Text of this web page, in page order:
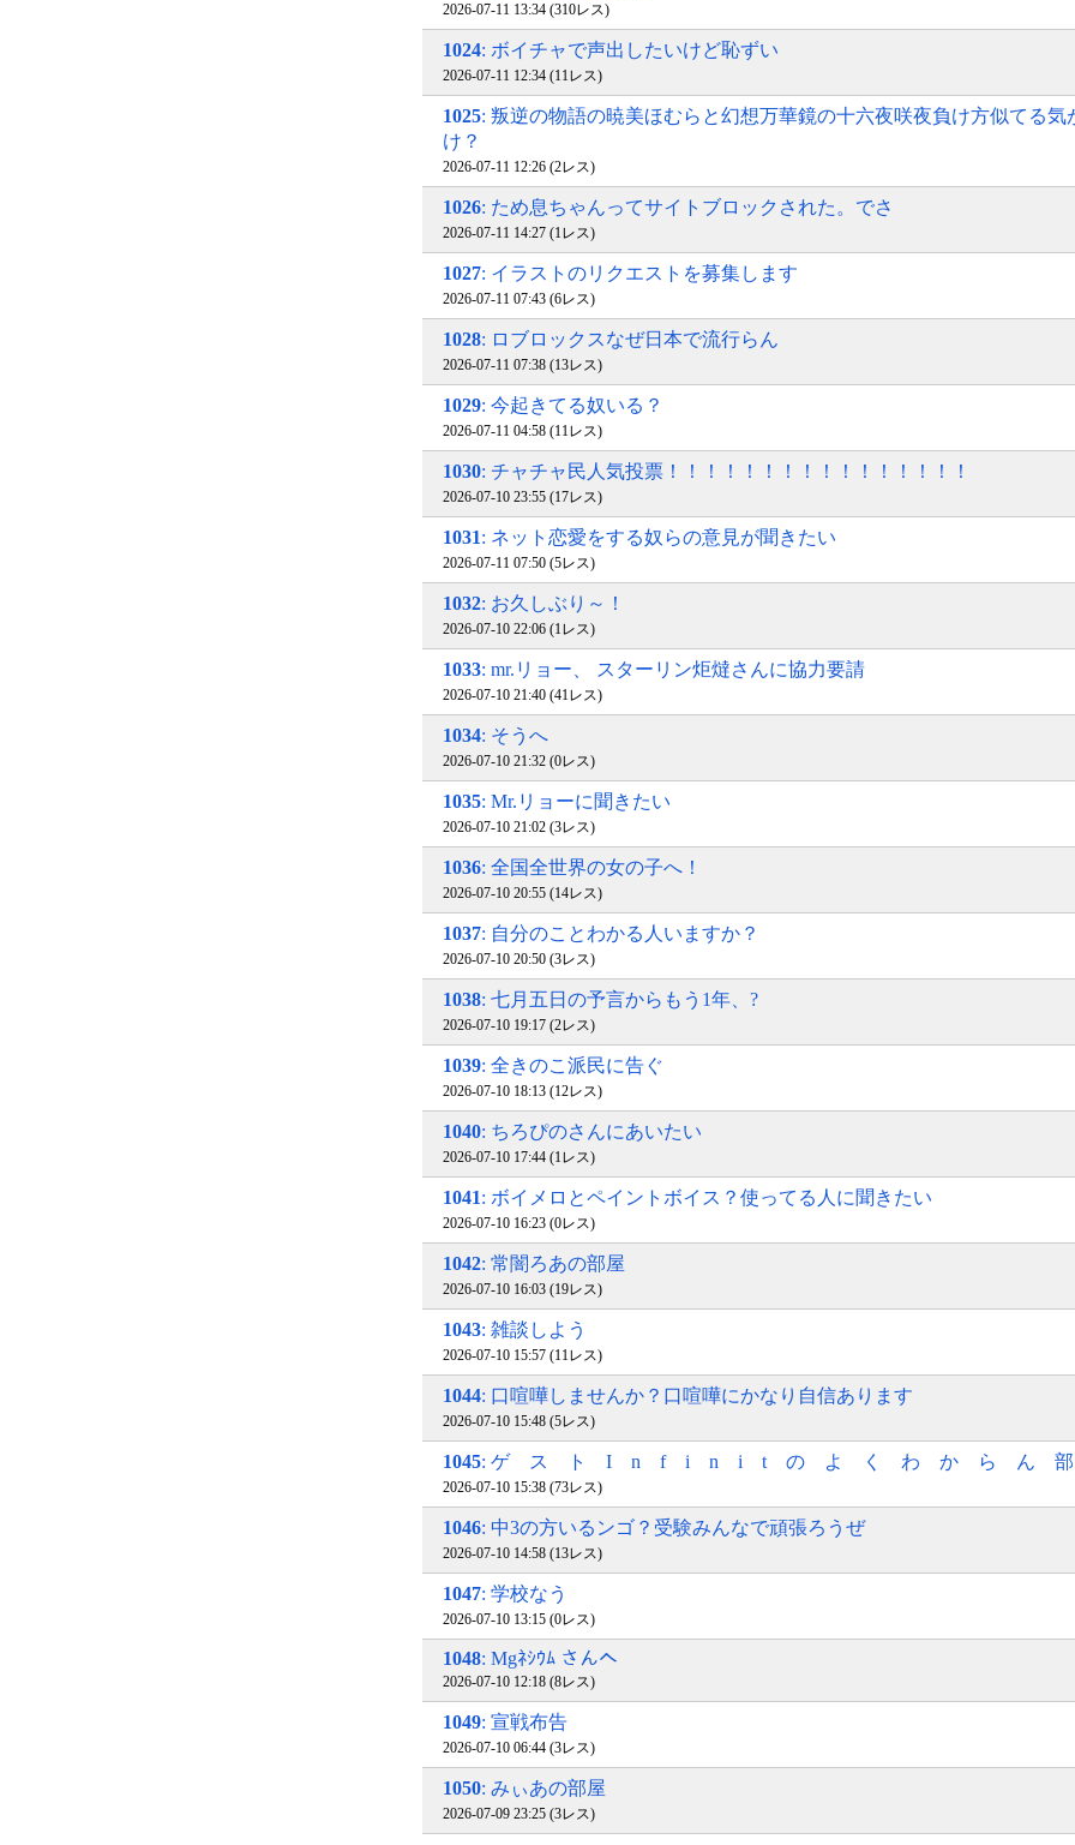
2026-07-11 13:34 (310レス)
1024: ボイチャで声出したいけど恥ずい
2026-07-11 12:34 (11レス)
1025: 叛逆の物語の暁美ほむらと幻想万華鏡の十六夜咲夜負け方似てる気
け？
2026-07-11 12:26 (2レス)
1026: ため息ちゃんってサイトブロックされた。でさ
2026-07-11 14:27 (1レス)
1027: イラストのリクエストを募集します
2026-07-11 07:43 (6レス)
1028: ロブロックスなぜ日本で流行らん
2026-07-11 07:38 (13レス)
1029: 今起きてる奴いる？
2026-07-11 04:58 (11レス)
1030: チャチャ民人気投票！！！！！！！！！！！！！！！！
2026-07-10 23:55 (17レス)
1031: ネット恋愛をする奴らの意見が聞きたい
2026-07-11 07:50 (5レス)
1032: お久しぶり～！
2026-07-10 22:06 (1レス)
1033: mr.リョー、 スターリン炬燵さんに協力要請
2026-07-10 21:40 (41レス)
1034: そうへ
2026-07-10 21:32 (0レス)
1035: Mr.リョーに聞きたい
2026-07-10 21:02 (3レス)
1036: 全国全世界の女の子へ！
2026-07-10 20:55 (14レス)
1037: 自分のことわかる人いますか？
2026-07-10 20:50 (3レス)
1038: 七月五日の予言からもう1年、?
2026-07-10 19:17 (2レス)
1039: 全きのこ派民に告ぐ
2026-07-10 18:13 (12レス)
1040: ちろぴのさんにあいたい
2026-07-10 17:44 (1レス)
1041: ボイメロとペイントボイス？使ってる人に聞きたい
2026-07-10 16:23 (0レス)
1042: 常闇ろあの部屋
2026-07-10 16:03 (19レス)
1043: 雑談しよう
2026-07-10 15:57 (11レス)
1044: 口喧嘩しませんか？口喧嘩にかなり自信あります
2026-07-10 15:48 (5レス)
1045: ゲ ス ト I n f i n i t の よ く わ か ら ん
2026-07-10 15:38 (73レス)
1046: 中3の方いるンゴ？受験みんなで頑張ろうぜ
2026-07-10 14:58 (13レス)
1047: 学校なう
2026-07-10 13:15 (0レス)
1048: Mgﾈｼｳﾑ さんへ
2026-07-10 12:18 (8レス)
1049: 宣戦布告
2026-07-10 06:44 (3レス)
1050: みぃあの部屋
2026-07-09 23:25 (3レス)